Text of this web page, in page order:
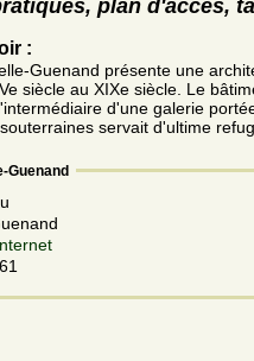
plan d'accès,
:
Guenand présente une
siècle au XIXe siècle. Le
d'une galerie
servait d'ultime
Guenand